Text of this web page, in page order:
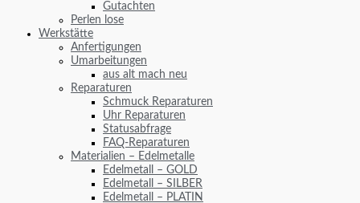
Gutachten
Perlen lose
Werkstätte
Anfertigungen
Umarbeitungen
aus alt mach neu
Reparaturen
Schmuck Reparaturen
Uhr Reparaturen
Statusabfrage
FAQ-Reparaturen
Materialien – Edelmetalle
Edelmetall – GOLD
Edelmetall – SILBER
Edelmetall – PLATIN